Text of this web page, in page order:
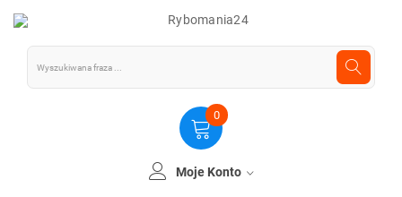
0
Moje Konto